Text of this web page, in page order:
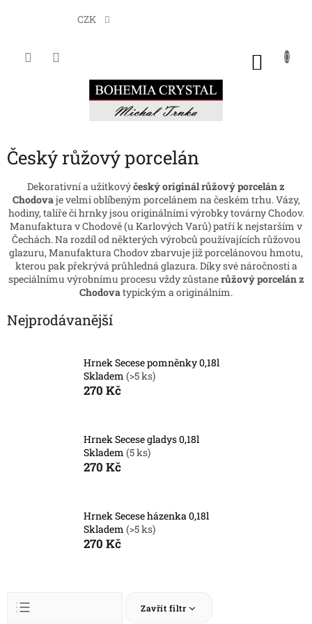
CZK
Český růžový porcelán
Dekorativní a užitkovýčeský originálrůžový porcelán z
Chodovaje velmi oblíbeným porcelánem na českém trhu. Vázy,
hodiny, talíře či hrnky jsou originálními výrobky továrny Chodov.
Manufaktura v Chodově (u Karlových Varů) patří k nejstarším v
Čechách. Na rozdíl od některých výrobců používajících růžovou
glazuru, Manufaktura Chodov zbarvuje již porcelánovou hmotu,
kterou pak překrývá průhledná glazura. Díky své náročnosti a
speciálnímu výrobnímu procesu vždy zůstanerůžový porcelán z
Chodovatypickým a originálním.
Nejprodávanější
Hrnek Secese pomněnky 0,18l
Skladem (>5 ks)
270 Kč
Hrnek Secese gladys 0,18l
Skladem (5 ks)
270 Kč
Hrnek Secese házenka 0,18l
Skladem (>5 ks)
270 Kč
Ř
Zavřít filtr